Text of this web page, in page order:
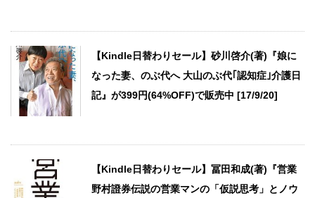
【Kindle日替わりセール】砂川啓介(著)『娘に
なった妻、のぶ代へ 大山のぶ代｢認知症｣介護日
記』が399円(64%OFF)で販売中 [17/9/20]
【Kindle日替わりセール】冨田和成(著)『営業
野村證券伝説の営業マンの「仮説思考」とノウ